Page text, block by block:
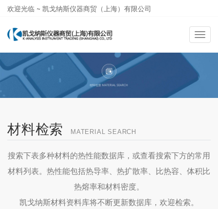
欢迎光临 ~ 凯戈纳斯仪器商贸（上海）有限公司
导
航
切
材料检索 MATERIAL SEARCH
搜索下表多种材料的热性能数据库，或查看搜索下方的常用
材料列表。热性能包括热导率、热扩散率、比热容、体积比
热熔率和材料密度。
凯戈纳斯材料资料库将不断更新数据库，欢迎检索。